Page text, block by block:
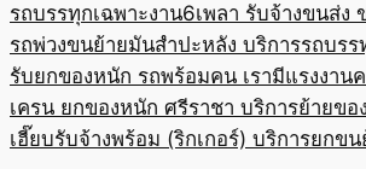
รถบรรทุกเฉพาะงาน6เพลา รับจ้างขนส่
รถพ่วงขนย้ายมันสำปะหลัง บริการรถบร
รับยกของหนัก รถพร้อมคน เรามีแรงงาน
เครน ยกของหนัก ศรีราชา บริการย้ายขอ
เฮี๊ยบรับจ้างพร้อม (ริกเกอร์) บริการยกข